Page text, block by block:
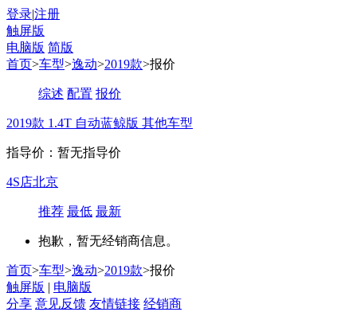
登录|注册
触屏版
电脑版 简版
首页>车型>逸动>2019款>报价
综述 配置 报价
2019款 1.4T 自动蓝鲸版 其他车型
指导价：暂无指导价
4S店北京
推荐 最低 最新
抱歉，暂无经销商信息。
首页>车型>逸动>2019款>报价
触屏版 | 电脑版
分享 意见反馈 友情链接 经销商